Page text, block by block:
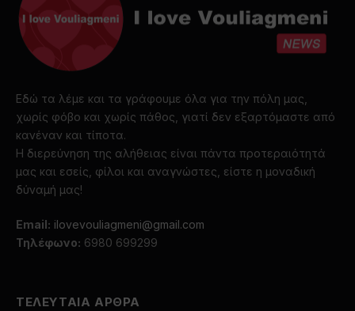
Εδώ τα λέμε και τα γράφουμε όλα για την πόλη μας,
χωρίς φόβο και χωρίς πάθος, γιατί δεν εξαρτόμαστε από
κανέναν και τίποτα.
Η διερεύνηση της αλήθειας είναι πάντα προτεραιότητά
μας και εσείς, φίλοι και αναγνώστες, είστε η μοναδική
δύναμή μας!
Email: ilovevouliagmeni@gmail.com
Τηλέφωνο: 6980 699299
ΤΕΛΕΥΤΑΙΑ ΑΡΘΡΑ